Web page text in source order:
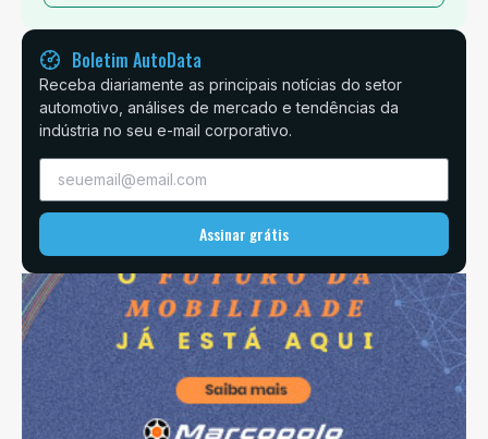
Boletim AutoData
Receba diariamente as principais notícias do setor
automotivo, análises de mercado e tendências da
indústria no seu e-mail corporativo.
Assinar grátis